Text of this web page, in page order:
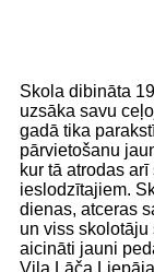
Skola dibināta
uzsāka savu
gadā tika
pārvietošanu
kur tā atrodas
ieslodzītajiem.
dienas, atceras
un viss skolotāju
aicināti jauni
Viļa Lāča